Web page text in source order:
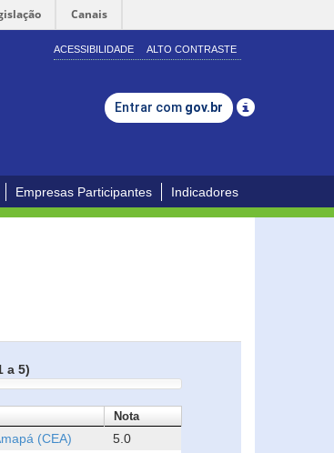
Canais
ACESSIBILIDADE ALTO CONTRASTE
Entrar com gov.br
Empresas Participantes Indicadores
a 5)
Nota
(CEA) 5.0